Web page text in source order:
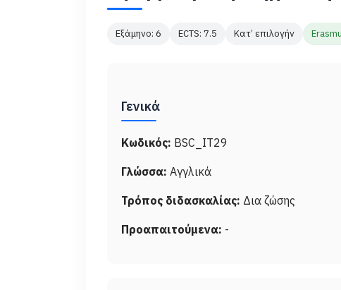
Εξάμηνο: 6 ECTS: 7.5 Κατ’ επιλογήν
Γενικά
Κωδικός: BSC_IT29
Γλώσσα: Αγγλικά
Τρόπος διδασκαλίας: Δια ζώσης
Προαπαιτούμενα: -